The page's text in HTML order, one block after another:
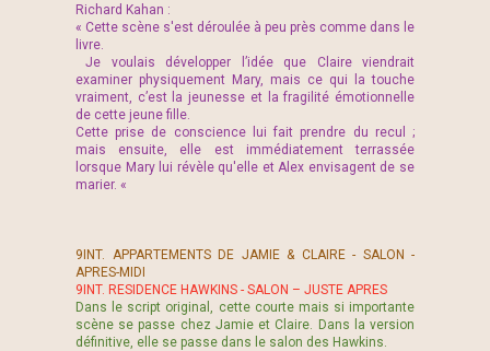
Richard Kahan :
« Cette scène s'est déroulée à peu près comme dans le
livre.
Je voulais développer l’idée que Claire viendrait
examiner physiquement Mary, mais ce qui la touche
vraiment, c’est la jeunesse et la fragilité émotionnelle
de cette jeune fille.
Cette prise de conscience lui fait prendre du recul ;
mais ensuite, elle est immédiatement terrassée
lorsque Mary lui révèle qu'elle et Alex envisagent de se
marier. «
9INT. APPARTEMENTS DE JAMIE & CLAIRE - SALON -
APRES-MIDI
9INT. RESIDENCE HAWKINS - SALON – JUSTE APRES
Dans le script original, cette courte mais si importante
scène se passe chez Jamie et Claire. Dans la version
définitive, elle se passe dans le salon des Hawkins.